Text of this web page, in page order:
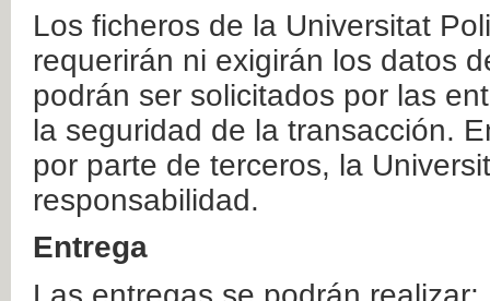
Los ficheros de la Universitat
requerirán ni exigirán los datos
podrán ser solicitados por las
la seguridad de la transacción.
por parte de terceros, la
responsabilidad.
Entrega